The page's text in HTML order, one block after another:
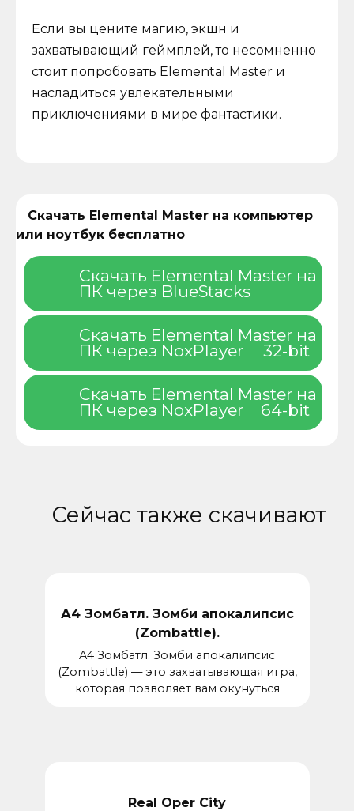
Если вы цените магию, экшн и
захватывающий геймплей, то несомненно
стоит попробовать Elemental Master и
насладиться увлекательными
приключениями в мире фантастики.
Скачать Elemental Master на компьютер
или ноутбук бесплатно
Скачать Elemental Master на
ПК через BlueStacks
Скачать Elemental Master на
ПК через NoxPlayer
32-bit
Скачать Elemental Master на
ПК через NoxPlayer
64-bit
Сейчас также скачивают
А4 Зомбатл. Зомби апокалипсис
(Zombattle).
A4 Зомбатл. Зомби апокалипсис
(Zombattle) — это захватывающая игра,
которая позволяет вам окунуться
Real Oper City